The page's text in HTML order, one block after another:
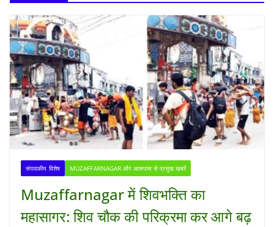
संपादकीय विशेष MUZAFFARNAGAR और आसपास से प्रमुख खबरें
Muzaffarnagar में शिवभक्ति का
महासागर: शिव चौक की परिक्रमा कर आगे बढ़